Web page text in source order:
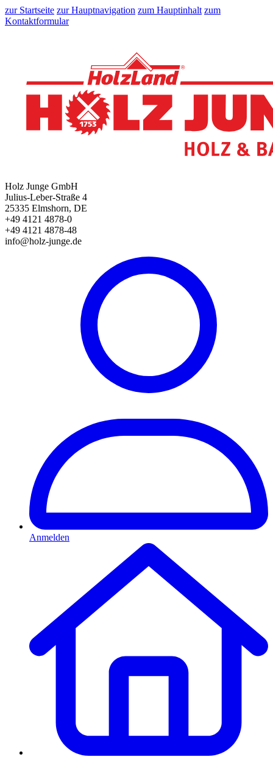
zur Startseite zur Hauptnavigation zum Hauptinhalt zum
Kontaktformular
Holz Junge GmbH
Julius-Leber-Straße 4
25335 Elmshorn, DE
+49 4121 4878-0
+49 4121 4878-48
info@holz-junge.de
Anmelden